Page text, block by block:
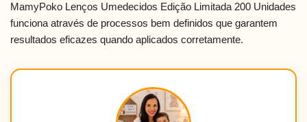
MamyPoko Lenços Umedecidos Edição Limitada 200 Unidades
funciona através de processos bem definidos que garantem
resultados eficazes quando aplicados corretamente.